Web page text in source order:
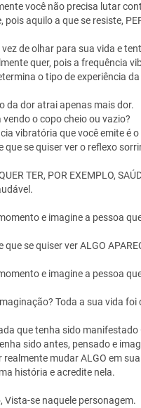
você não precisa lutar
pois aquilo a que se resiste,
vez de olhar para sua vida e
quer, pois a frequência
o tipo de experiência
da dor atrai apenas mais dor.
vendo o copo cheio ou vazio?
vibratória que você emite é
que se quiser ver o reflexo
TER, POR EXEMPLO,
e imagine a pessoa
que se quiser ver ALGO
e imagine a pessoa
Toda a sua vida
que tenha sido manifestado
sido antes, pensado e
realmente mudar ALGO em
história e acredite nela.
Vista-se naquele personagem.